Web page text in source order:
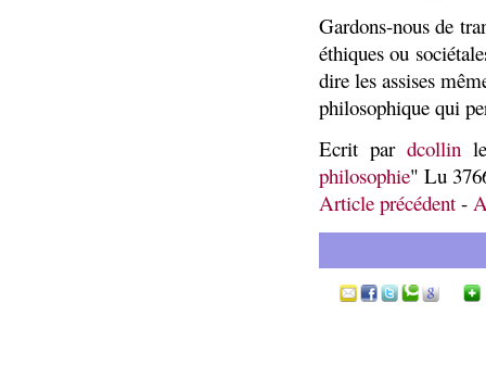
Gardons-nous de
éthiques ou
dire les assises
philosophique qui
Ecrit pardcollin
philosophie" Lu
Article précédent-